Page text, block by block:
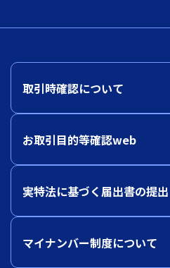
取引時確認について
お取引目的等確認web
実特法に基づく届出書の提出
マイナンバー制度について